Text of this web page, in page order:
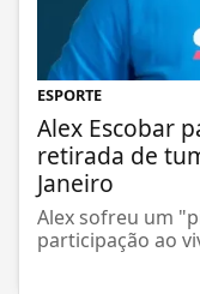
ESPORTE
Alex Escobar
retirada de
Janeiro
Alex sofreu um
participação ao